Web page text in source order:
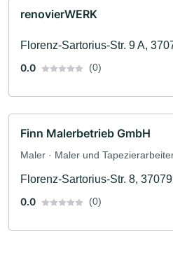
renovierWERK
Florenz-Sartorius-Str. 9 A,
0.0
(0)
Finn Malerbetrieb GmbH
Maler · Maler und
Florenz-Sartorius-Str. 8,
0.0
(0)